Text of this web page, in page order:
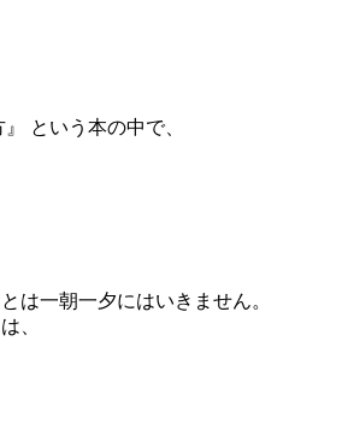
という本の中で、
は一朝一夕にはいきません。
、